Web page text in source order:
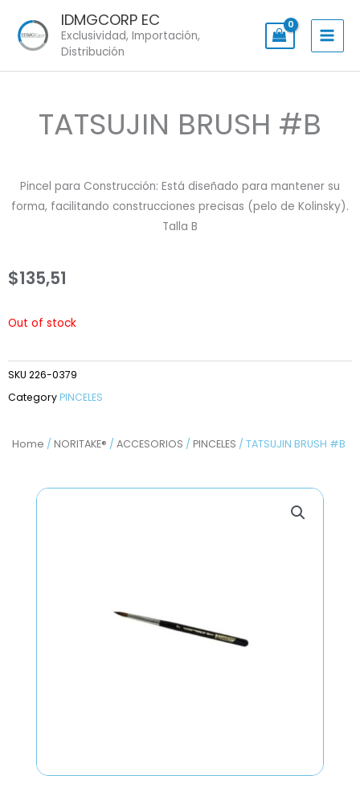
content
IDMGCORP EC
Exclusividad, Importación,
Distribución
Home / NORITAKE® / ACCESORIOS / PINCELES / TATSUJIN BRUSH #B
TATSUJIN BRUSH #B
Pincel para Construcción: Está diseñado para mantener su
forma, facilitando construcciones precisas (pelo de Kolinsky).
Talla B
$135,51
Out of stock
SKU 226-0379
Category PINCELES